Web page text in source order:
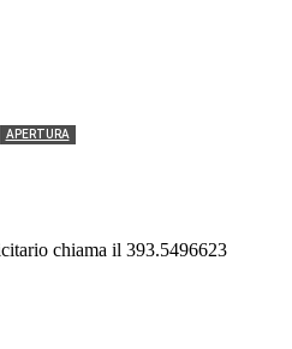
APERTURA
chiama il 393.5496623